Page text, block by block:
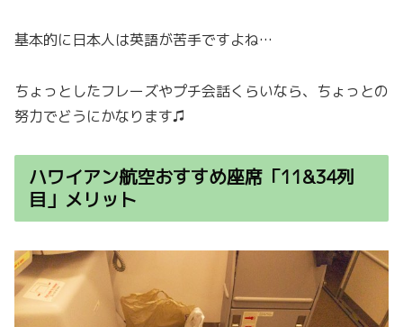
基本的に日本人は英語が苦手ですよね…
ちょっとしたフレーズやプチ会話くらいなら、ちょっとの
努力でどうにかなります♫
ハワイアン航空おすすめ座席「11&34列
目」メリット